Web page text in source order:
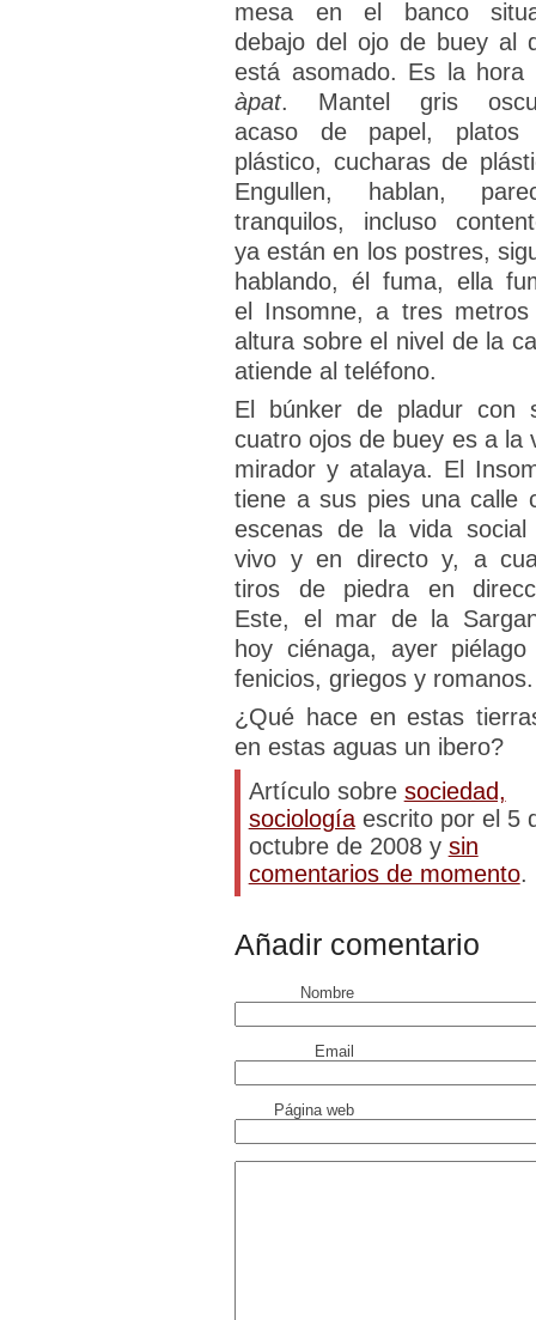
mesa en el banco
debajo del ojo de buey al
está asomado. Es la hora
àpat. Mantel gris
acaso de papel, platos
plástico, cucharas de
Engullen, hablan,
tranquilos, incluso
ya están en los postres,
hablando, él fuma, ella
el Insomne, a tres metros
altura sobre el nivel de la
atiende al teléfono.
El búnker de pladur con
cuatro ojos de buey es a la
mirador y atalaya. El
tiene a sus pies una calle
escenas de la vida social
vivo y en directo y, a
tiros de piedra en
Este, el mar de la
hoy ciénaga, ayer
fenicios, griegos y romanos.
¿Qué hace en estas
en estas aguas un ibero?
Artículo sobre sociedad,
sociologíaescrito por el 5
octubre de 2008 y sin
comentarios de momento.
Añadir comentario
Nombre
Email
Página web